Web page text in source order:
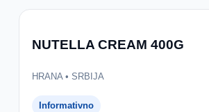
NUTELLA CREAM 400G
HRANA • SRBIJA
Informativno